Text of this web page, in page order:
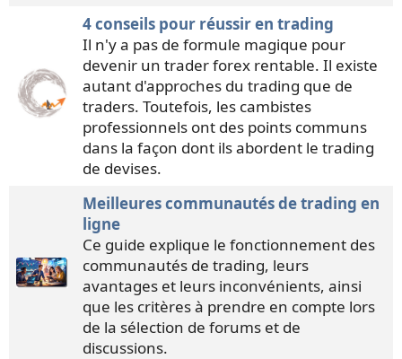
4 conseils pour réussir en trading
Il n'y a pas de formule magique pour
devenir un trader forex rentable. Il existe
autant d'approches du trading que de
traders. Toutefois, les cambistes
professionnels ont des points communs
dans la façon dont ils abordent le trading
de devises.
Meilleures communautés de trading en
ligne
Ce guide explique le fonctionnement des
communautés de trading, leurs
avantages et leurs inconvénients, ainsi
que les critères à prendre en compte lors
de la sélection de forums et de
discussions.